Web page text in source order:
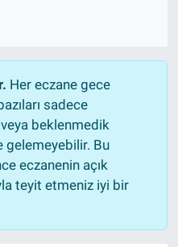
Her eczane gece
sadece
beklenmedik
gelemeyebilir. Bu
eczanenin açık
teyit etmeniz iyi bir